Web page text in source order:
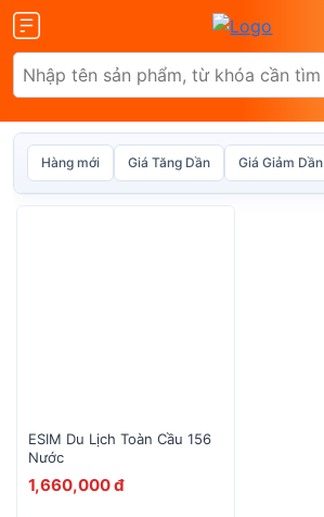
Hàng mới Giá Tăng Dần Giá Giảm Dần
ESIM Du Lịch Toàn Cầu 156
Nước
1,660,000 đ